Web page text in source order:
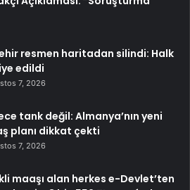
resmen haritadan silindi: Halk
edildi
7, 2026
tank değil: Almanya’nın yeni
planı dikkat çekti
7, 2026
maaşı alan herkes e-Devlet’ten